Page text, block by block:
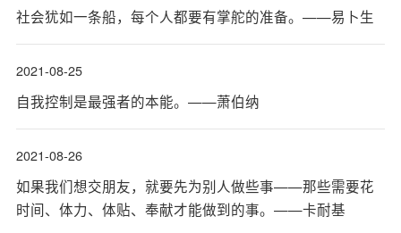
社会犹如一条船，每个人都要有掌舵的准备。——易卜生
2021-08-25
自我控制是最强者的本能。——萧伯纳
2021-08-26
如果我们想交朋友，就要先为别人做些事——那些需要花
时间、体力、体贴、奉献才能做到的事。——卡耐基